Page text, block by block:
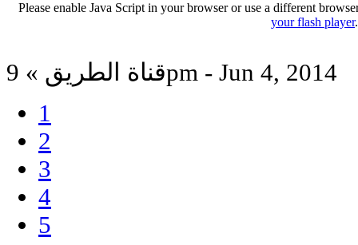
Please enable Java Script in your browser or use a different
your flash player.
قناة الطريق » 9pm - Jun 4, 2014
1
2
3
4
5